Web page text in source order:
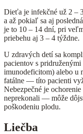
Dieťa je infekčné už 2 –
a až pokiaľ sa aj
je to 10 – 14 dní, pri
priebehu aj 3 – 4 týždne.
U zdravých detí sa
pacientov s
imunodeficitom) alebo u
fatálne — títo pacienti
Nebezpečné je
neprekonali — môže
poškodeniu plodu.
Liečba